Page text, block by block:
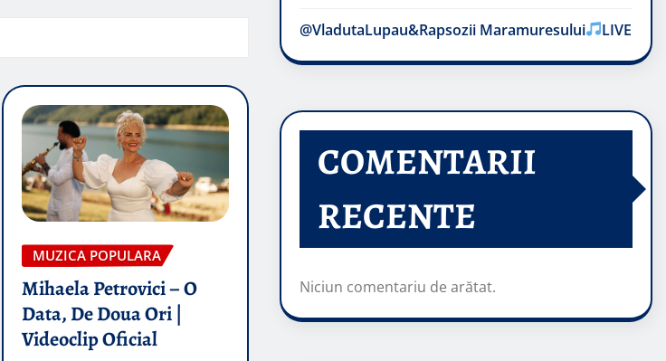
MUZICA POPULARA
Mihaela Petrovici – O
Data, De Doua Ori |
Videoclip Oficial
@VladutaLupau&Rapsozii Maramuresului LIVE
COMENTARII
RECENTE
Niciun comentariu de arătat.